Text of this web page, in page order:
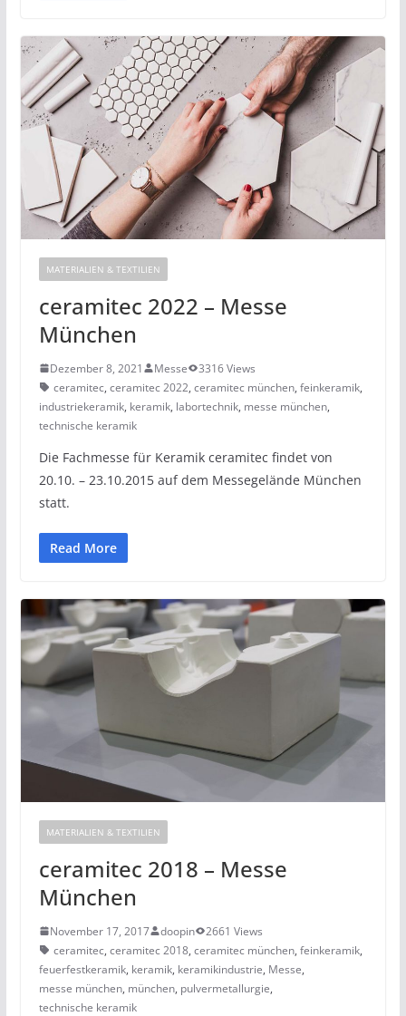
MATERIALIEN & TEXTILIEN
ceramitec 2022 – Messe
München
Dezember 8, 2021 Messe
3316 Views
ceramitec, ceramitec 2022, ceramitec münchen, feinkeramik,
industriekeramik, keramik, labortechnik, messe münchen,
technische keramik
Die Fachmesse für Keramik ceramitec findet von
20.10. – 23.10.2015 auf dem Messegelände München
statt.
Read More
MATERIALIEN & TEXTILIEN
ceramitec 2018 – Messe
München
November 17, 2017 doopin
2661 Views
ceramitec, ceramitec 2018, ceramitec münchen, feinkeramik,
feuerfestkeramik, keramik, keramikindustrie, Messe,
messe münchen, münchen, pulvermetallurgie,
technische keramik